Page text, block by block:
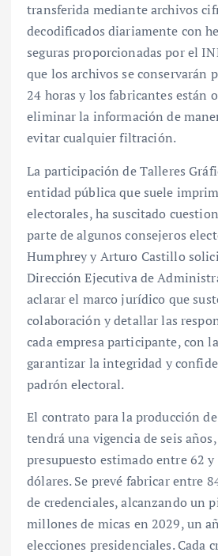
transferida mediante archivos
decodificados diariamente con
seguras proporcionadas por el
que los archivos se conservarán
24 horas y los fabricantes están
eliminar la información de
evitar cualquier filtración.
La participación de Talleres
entidad pública que suele
electorales, ha suscitado
parte de algunos consejeros
Humphrey y Arturo Castillo
Dirección Ejecutiva de
aclarar el marco jurídico que
colaboración y detallar las
cada empresa participante, con
garantizar la integridad y
padrón electoral.
El contrato para la producción
tendrá una vigencia de seis
presupuesto estimado entre 62
dólares. Se prevé fabricar entre
de credenciales, alcanzando un
millones de micas en 2029, un
elecciones presidenciales. Cada